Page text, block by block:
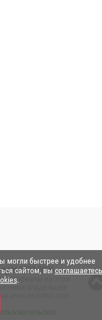
могли быстрее и удобнее
сайтом, вы
.
2003-2026.
материалы на этом
www.ekzotika.com